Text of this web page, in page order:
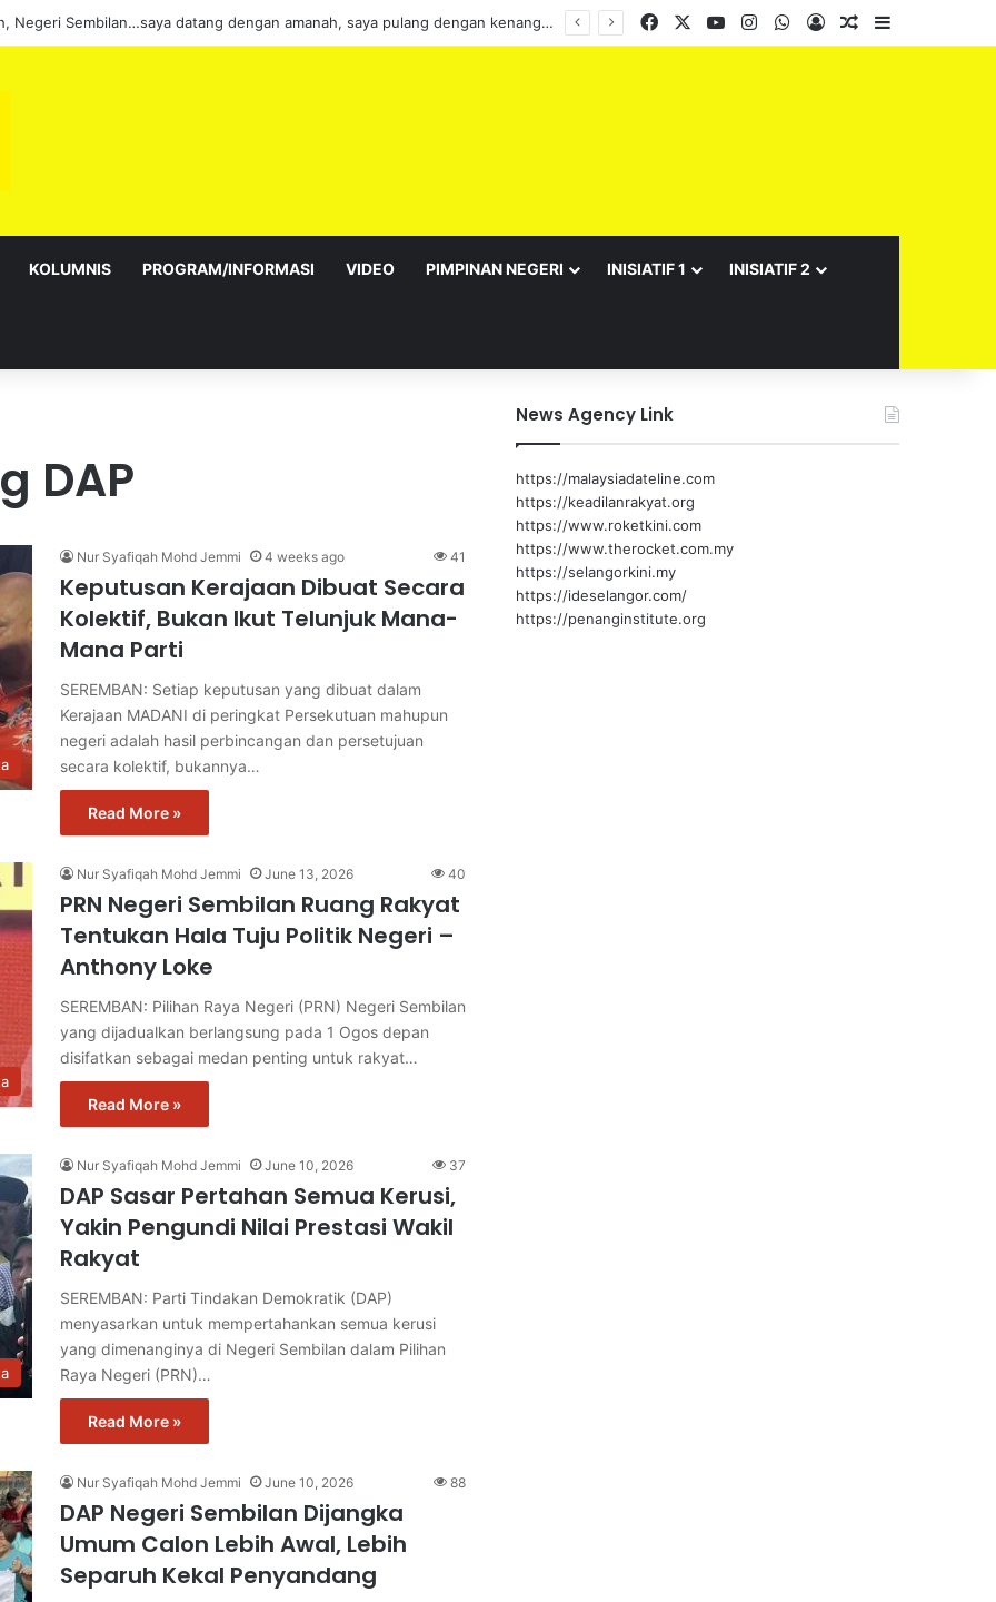
Gemilang: Simbol kedaulatan dan perpaduan bersama Facebook YouTubeInstagramWhatsApp
Log InRandom Article
KOLUMNIS PROGRAM/INFORMASI VIDEO PIMPINAN NEGERI INISIATIF 1 INISIATIF 2
DAP
Nur Syafiqah Mohd Jemmi 4 weeks ago 41
Keputusan Kerajaan Dibuat Secara
Kolektif, Bukan Ikut Telunjuk Mana-
Mana Parti
SEREMBAN: Setiap keputusan yang dibuat dalam
Kerajaan MADANI di peringkat Persekutuan mahupun
negeri adalah hasil perbincangan dan persetujuan
secara kolektif, bukannya…
Read More »
Nur Syafiqah Mohd Jemmi June 13, 2026 40
PRN Negeri Sembilan Ruang Rakyat
Tentukan Hala Tuju Politik Negeri –
Anthony Loke
SEREMBAN: Pilihan Raya Negeri (PRN) Negeri Sembilan
yang dijadualkan berlangsung pada 1 Ogos depan
disifatkan sebagai medan penting untuk rakyat…
Read More »
Nur Syafiqah Mohd Jemmi June 10, 2026 37
DAP Sasar Pertahan Semua Kerusi,
Yakin Pengundi Nilai Prestasi Wakil
Rakyat
SEREMBAN: Parti Tindakan Demokratik (DAP)
menyasarkan untuk mempertahankan semua kerusi
yang dimenanginya di Negeri Sembilan dalam Pilihan
Raya Negeri (PRN)…
Read More »
Nur Syafiqah Mohd Jemmi June 10, 2026 88
DAP Negeri Sembilan Dijangka
Umum Calon Lebih Awal, Lebih
Separuh Kekal Penyandang
News Agency Link
https://malaysiadateline.com
https://keadilanrakyat.org
https://www.roketkini.com
https://www.therocket.com.my
https://selangorkini.my
https://ideselangor.com/
https://penanginstitute.org